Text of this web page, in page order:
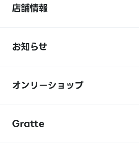
店舗情報
お知らせ
オンリーショップ
Gratte